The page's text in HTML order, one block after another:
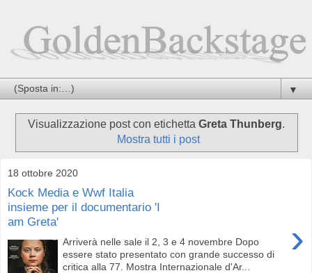
▼
Visualizzazione post con etichetta Greta Thunberg.
Mostra tutti i post
18 ottobre 2020
Kock Media e Wwf Italia
insieme per il documentario 'I
am Greta'
›
Arriverà nelle sale il 2, 3 e 4 novembre Dopo
essere stato presentato con grande successo di
critica alla 77. Mostra Internazionale d'Ar...